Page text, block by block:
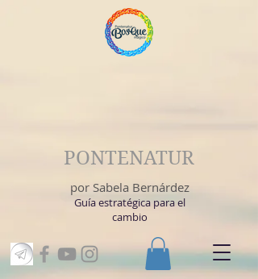
PONTENATUR
por Sabela Bernárdez
Guía estratégica para el
cambio